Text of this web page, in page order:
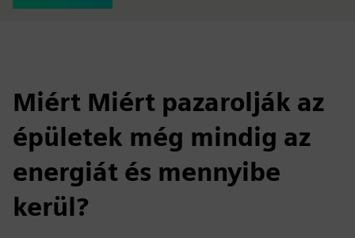
Miért Miért pazarolják az
épületek még mindig az
energiát és mennyibe
kerül?